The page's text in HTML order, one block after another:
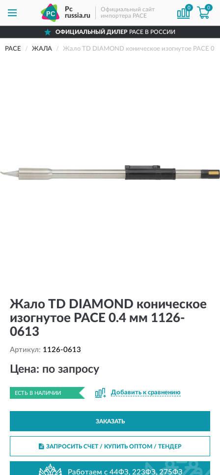
Pc
russia.ru
Официальный сайт
импортера PACE
0 0
ОФИЦИАЛЬНЫЙ ДИЛЕРPACE В РОССИИ
PACE ЖАЛА Жало TD DIAMOND коническое изогнутое PACE
Жало TD DIAMOND коническое
изогнутое PACE 0.4 мм 1126-
0613
Артикул: 1126-0613
Цена: по запросу
ЕСТЬ В НАЛИЧИИ Добавить к сравнению
ЗАКАЗАТЬ
ЗАПРОСИТЬ СЧЕТ / КУПИТЬ ОПТОМ/ ТЕНДЕР
Работаем с 44ФЗ, 223ФЗ, 275ФЗ